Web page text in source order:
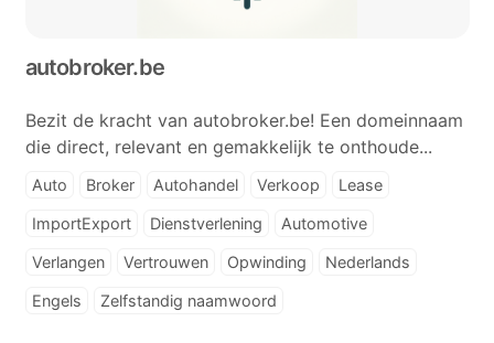
autobroker.be
Bezit de kracht van autobroker.be! Een domeinnaam
die direct, relevant en gemakkelijk te onthoude...
Auto Broker Autohandel Verkoop Lease
ImportExport Dienstverlening Automotive
Verlangen Vertrouwen Opwinding Nederlands
Engels Zelfstandig naamwoord